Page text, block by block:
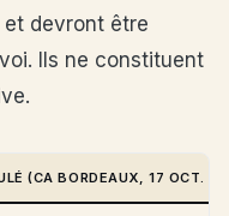
et devront être
Ils ne constituent
(CA BORDEAUX, 17 OCT.